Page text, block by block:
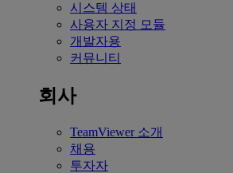
시스템 상태
사용자 지정 모듈
개발자용
커뮤니티
회사
TeamViewer 소개
채용
투자자